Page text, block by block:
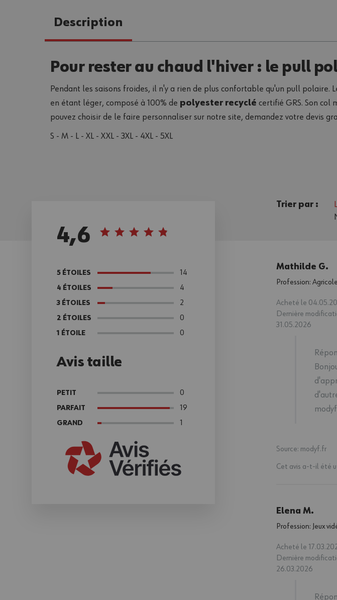
Description
Pour rester au chaud l'hiver : le pull
Pendant les saisons froides, il n'y a rien de plus confortable qu'un pull
en étant léger, composé à 100% de polyester recyclé certifié GRS. Son col
pouvez choisir de le faire personnaliser sur notre site, demandez votre devis
S - M - L - XL - XXL - 3XL - 4XL - 5XL
Trier par :
4,6
5 ÉTOILES 14
4 ÉTOILES 4
3 ÉTOILES 2
2 ÉTOILES 0
1 ÉTOILE 0
Avis taille
PETIT 0
PARFAIT 19
GRAND 1
Mathilde G.
Profession:
Acheté le
Dernière
31.05.2026
modyf
Source: modyf.fr
Cet avis a-t-il été
Elena M.
Profession: Jeux
Acheté le
Dernière
26.03.2026